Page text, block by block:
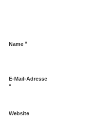
Name *
E-Mail-Adresse
*
Website